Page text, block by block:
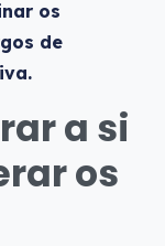
os
de
a si
os